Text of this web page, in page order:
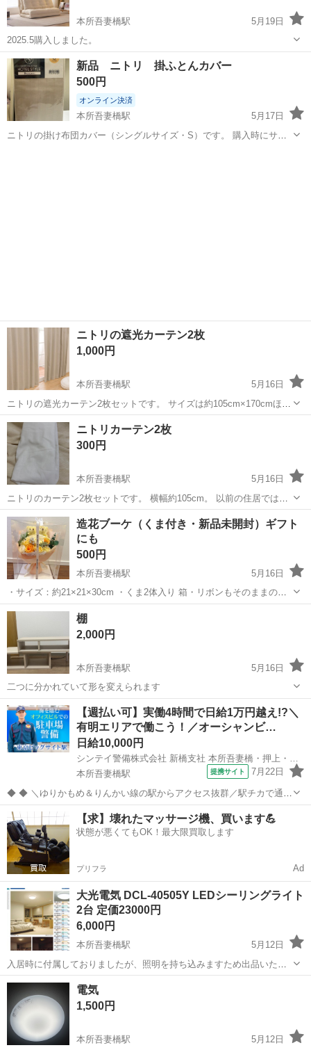
本所吾妻橋駅
5月19日
2025.5購入しました。
東京 墨田区 本所吾妻橋駅 ソファ
新品 ニトリ 掛ふとんカバー
500円
オンライン決済
本所吾妻橋駅
5月17日
ニトリの掛け布団カバー（シングルサイズ・S）です。 購入時にサイ
ニトリの遮光カーテン2枚
1,000円
本所吾妻橋駅
5月16日
ニトリの遮光カーテン2枚セットです。 サイズは約105cm×170cmほど
（素人採寸のため多少の誤差ご了承ください）。 遮光性が高く、しっ
かり光を遮ってくれるタイプです。 以前の住居では窓が2つあったた
め使用していました...
東京 墨田区 本所吾妻橋駅 カーテン、ブラインド
カーテン
ニトリカーテン2枚
300円
本所吾妻橋駅
5月16日
ニトリのカーテン2枚セットです。 横幅約105cm。 以前の住居では窓
が2つあったため使用していましたが、引っ越し先では1つになったた
め、1セットお譲りします。 素人保管のため、細かな点が気になる方
はご遠慮ください。
東京 墨田区 本所吾妻橋駅 カーテン、ブラインド
カーテン
造花ブーケ（くま付き・新品未開封）ギフト
にも
500円
本所吾妻橋駅
5月16日
・サイズ：約21×21×30cm ・くま2体入り 箱・リボンもそのままの状
態でお送りしますので、プレゼントにもぴったりです♪ 未開封のため
中身には触れておらず、完全新品です◎ 自宅保管のため、細かい点が
気になる方はご遠...
東京 墨田区
棚
2,000円
本所吾妻橋駅
5月16日
二つに分かれていて形を変えられます
東京 墨田区 本所吾妻橋駅 収納家具
【週払い可】実働4時間で日給1万円越え!?＼
有明エリアで働こう！／オーシャンビ…
日給10,000円
シンテイ警備株式会社 新橋支社 本所吾妻橋・押上・両国(3)エリア/A3203200143
本所吾妻橋駅
提携サイト 7月22日
◆ ◆ ＼ゆりかもめ＆りんかい線の駅からアクセス抜群／駅チカで通勤
も楽々！ オフィスビルの駐車場で 車の案内・誘導など警備のお仕事◎
有明エリアだから お客様も街全体も落ち着いた雰囲気です♪ ＊★未経
験大歓迎！★＊ 「...
東京 墨田区 本所吾妻橋駅 警備員
【求】壊れたマッサージ機、買います💪
状態が悪くてもOK！最大限買取します
プリフラ Ad
大光電気 DCL-40505Y LEDシーリングライト
2台 定価23000円
6,000円
本所吾妻橋駅
5月12日
入居時に付属しておりましたが、照明を持ち込みますため出品いたし
ます。 リモコンは新品です。 同じ物がもう一つあります。 ２つ分の
東京 墨田区 本所吾妻橋駅
電気
1,500円
本所吾妻橋駅 5月12日